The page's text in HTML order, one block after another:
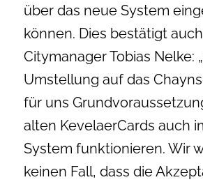
über das neue System
können. Dies bestätigt auch
Citymanager Tobias Nelke:
Umstellung auf das
für uns
alten KevelaerCards auch
System funktionieren. Wir
keinen Fall, dass die